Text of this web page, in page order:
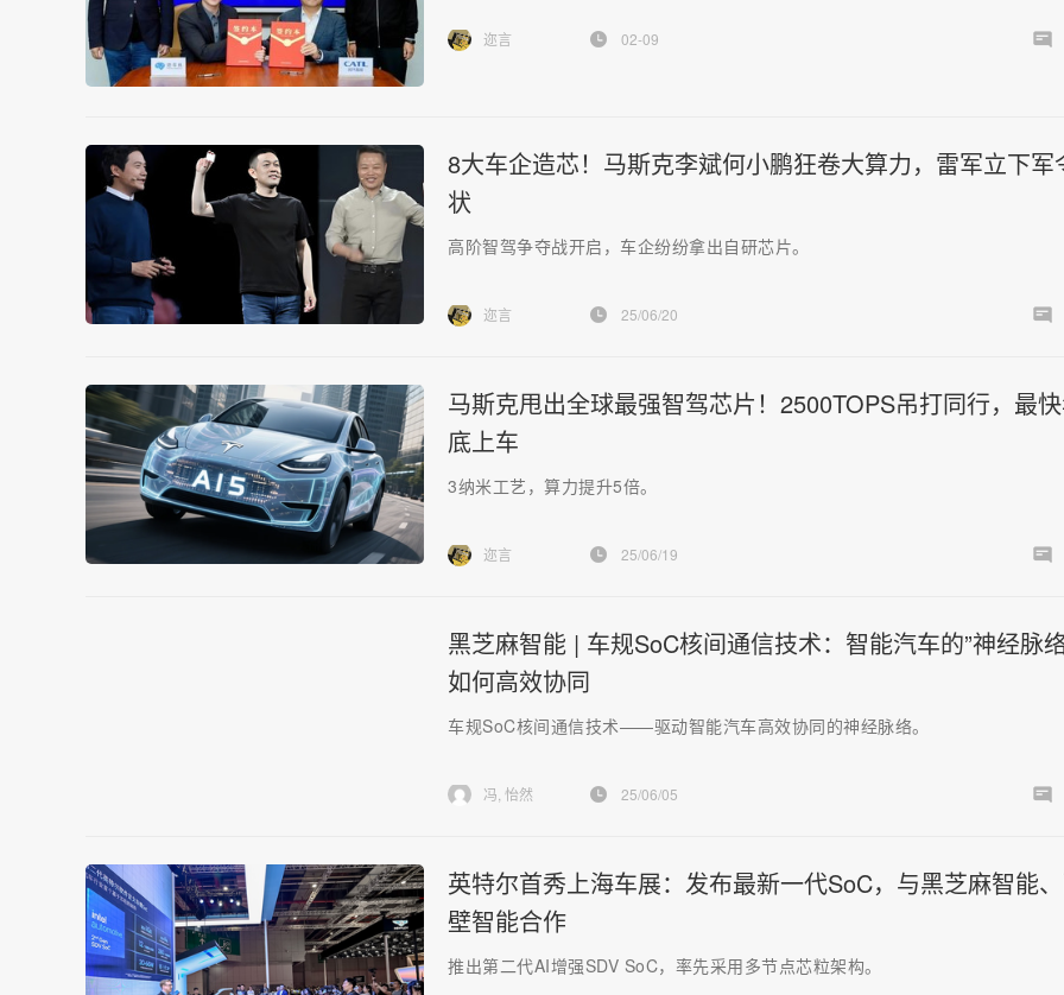
迩言 02-09
8大车企造芯！马斯克李斌何小鹏狂卷大算力，雷军立下军
状
高阶智驾争夺战开启，车企纷纷拿出自研芯片。
迩言 25/06/20
马斯克甩出全球最强智驾芯片！2500TOPS吊打同行，最
底上车
3纳米工艺，算力提升5倍。
迩言 25/06/19
黑芝麻智能 | 车规SoC核间通信技术：智能汽车的”神经脉
如何高效协同
车规SoC核间通信技术——驱动智能汽车高效协同的神经脉络。
冯, 怡然 25/06/05
英特尔首秀上海车展：发布最新一代SoC，与黑芝麻智能
壁智能合作
推出第二代AI增强SDV SoC，率先采用多节点芯粒架构。